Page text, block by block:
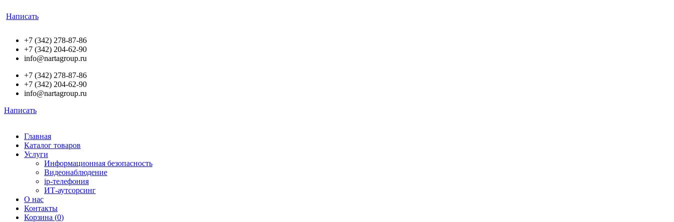
Написать
+7 (342) 278-87-86
+7 (342) 204-62-90
info@nartagroup.ru
+7 (342) 278-87-86
+7 (342) 204-62-90
info@nartagroup.ru
Написать
Главная
Каталог товаров
Услуги
Информационная безопасность
Видеонаблюдение
ip-телефония
ИТ-аутсорсинг
О нас
Контакты
Корзина (0)